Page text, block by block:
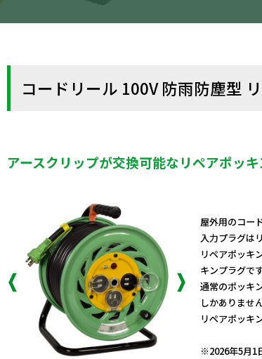
コードリール 100V 防雨防塵型
アースクリップが交換可能なリペアポッキ
屋外用のコー
入力プラグは
リペアポッキ
キンプラグです
通常のポッキ
しかありません
リペアポッキ
※2026年5月1